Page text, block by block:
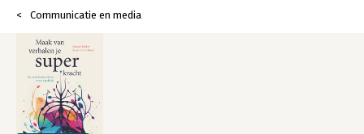
Communicatie en media